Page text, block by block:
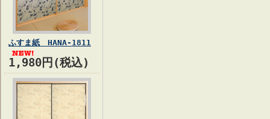
ふすま紙 HANA-1811
1,980円(税込)